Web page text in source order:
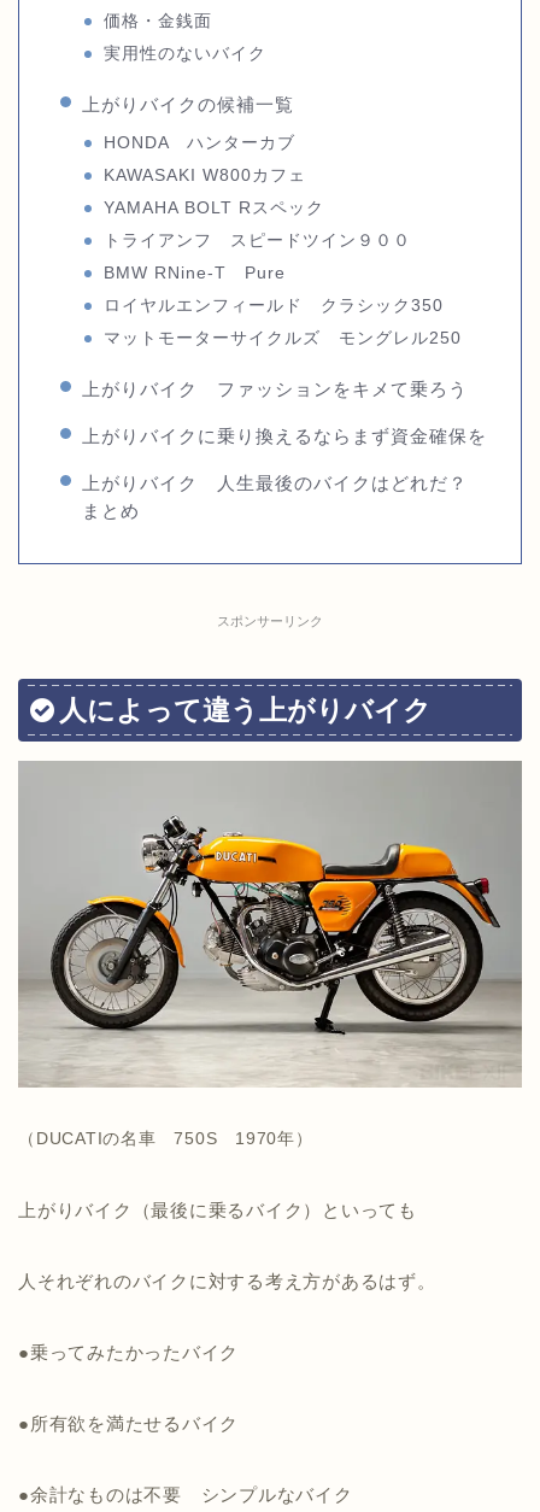
価格・金銭面
実用性のないバイク
上がりバイクの候補一覧
HONDA ハンターカブ
KAWASAKI W800カフェ
YAMAHA BOLT Rスペック
トライアンフ スピードツイン９００
BMW RNine-T Pure
ロイヤルエンフィールド クラシック350
マットモーターサイクルズ モングレル250
上がりバイク ファッションをキメて乗ろう
上がりバイクに乗り換えるならまず資金確保を
上がりバイク 人生最後のバイクはどれだ？
まとめ
スポンサーリンク
人によって違う上がりバイク
（DUCATIの名車 750S 1970年）
上がりバイク（最後に乗るバイク）といっても
人それぞれのバイクに対する考え方があるはず。
●乗ってみたかったバイク
●所有欲を満たせるバイク
●余計なものは不要 シンプルなバイク